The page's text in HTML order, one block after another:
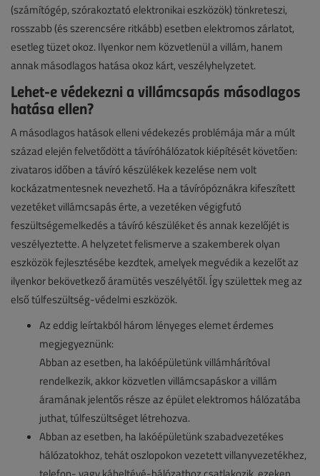
(számítógép, szórakoztató elektronikai eszközök) tönkreteszi,
rosszabb (és szerencsére ritkább) esetben elektromos zárlatot,
esetleg tüzet okoz. Ilyenkor nem közvetlenül a villám, hanem
annak másodlagos hatása okoz kárt, veszélyhelyzetet.
Lehet-e védekezni a villámcsapás másodlagos
hatása ellen?
A másodlagos hatások elleni védekezés problémája már a múlt
század elején felvetődött a távíróhálózatok kiépítését követően:
zivataros időben a távíró készülékek kezelése nem volt
kockázatmentesnek nevezhető. Ha a távírópóznákra kifeszített
vezetéket villámcsapás érte, a vezetéken végigfutó
feszültségemelkedés a távíró készüléket és annak kezelőjét is
veszélyeztette. A helyzetet felismerve a szakemberek olyan
eszközök fejlesztésébe kezdtek, amelyek megvédik a kezelőt az
ilyenkor bekövetkező áramütés veszélyétől. Így születtek meg az
első túlfeszültség-védelmi eszközök.
Az eddig leírtakból három lényeges elemet érdemes
megjegyeznünk:
Abban az esetben, ha lakóépületünk villámhárítóval
rendelkezik, akkor közvetlen villámcsapáskor a villám
áramának jelentős része az épület elektromos hálózatába
juthat, túlfeszültséget létrehozva.
Abban az esetben, ha lakóépületünk szabadvezetékes
hálózatokhoz, tehát oszlopokon vezetett villanyvezetékhez,